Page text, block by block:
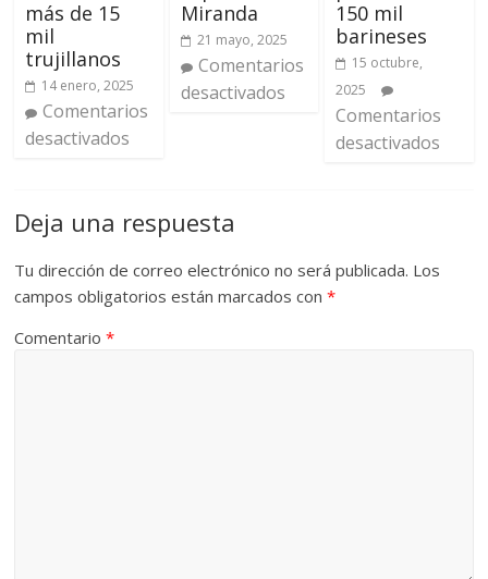
más de 15
mil
trujillanos
14 enero, 2025
Comentarios
desactivados
Miranda
21 mayo, 2025
Comentarios
desactivados
150 mil
barineses
15 octubre,
2025
Comentarios
desactivados
Deja una respuesta
Tu dirección de correo electrónico no será publicada. Los
campos obligatorios están marcados con*
Comentario*